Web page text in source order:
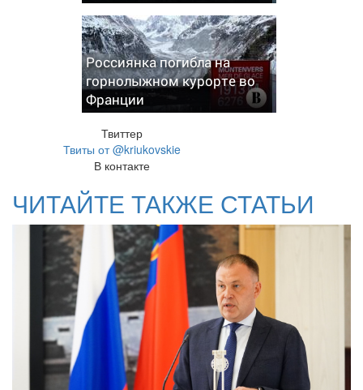
Россиянка погибла на
горнолыжном курорте во
Франции
Твиттер
Твиты от @kriukovskie
В контакте
ЧИТАЙТЕ ТАКЖЕ СТАТЬИ